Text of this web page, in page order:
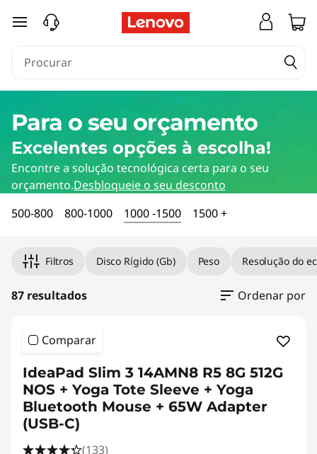
saltar para o conteúdo principal
Para o seu orçamento
Excelentes opções à escolha!
Encontre a solução tecnológica certa para o seu
orçamento.Desbloqueie o seu desconto
500-800
800-1000 1000 -1500 1500 +
Filtros Disco Rígido (Gb) Peso Resolução do
87 resultados Ordenar por
Comparar
IdeaPad Slim 3 14AMN8 R5 8G 512G
NOS + Yoga Tote Sleeve + Yoga
Bluetooth Mouse + 65W Adapter
(USB-C)
(133)